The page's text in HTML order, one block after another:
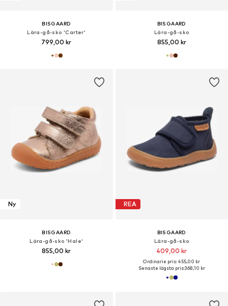
BISGAARD
Lära-gå-sko 'Carter'
799,00 kr
BISGAARD
Lära-gå-sko
855,00 kr
Ny
BISGAARD
Lära-gå-sko 'Hale'
855,00 kr
REA
BISGAARD
Lära-gå-sko
409,00 kr
Ordinarie pris: 455,00 kr
Senaste lägsta pris:368,10 kr